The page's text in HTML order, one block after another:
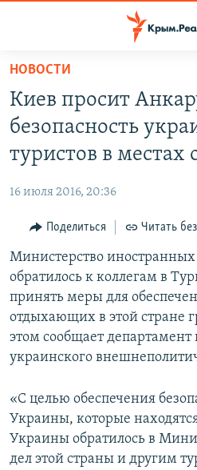
Вернуться
основному
содержанию
главной
Вернутся
поиску
СПЕЦПРОЕКТЫ
11 ЛЕТ ОККУПАЦИИ КРЫМА. 11
ЕЩЕ
ИНТЕРАКТИВ
ИНФОГРАФИКА
ТЕЛЕПРОЕКТ КРЫМ.РЕАЛИИ
СОВЕТЫ ПРАВОЗАЩИТНИКОВ
ПРОПАВШИЕ БЕЗ ВЕСТИ
КРЫМ.НЕПОКОРЕННЫЙ
УКРАИНСКАЯ ПРОБЛЕМА КРЫМА
РАДІО СВОБОДА
КАК ОБОЙТИ БЛОКИРОВКУ
Українською
Qırımtatar
НОВОСТИ
Киев просит
безопасность
туристов в местах
16 июля 2016, 20:36
Поделиться Читать
Министерство
обратилось к коллегам в
принять меры для
отдыхающих в этой стране
этом сообщает
украинского
«С целью обеспечения
Украины, которые
Украины обратилось в
дел этой страны и другим